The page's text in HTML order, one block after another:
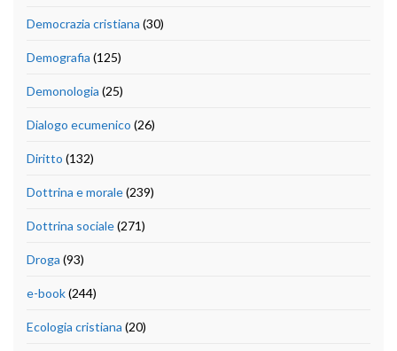
Democrazia cristiana (30)
Demografia (125)
Demonologia (25)
Dialogo ecumenico (26)
Diritto (132)
Dottrina e morale(239)
Dottrina sociale(271)
Droga (93)
e-book(244)
Ecologia cristiana (20)